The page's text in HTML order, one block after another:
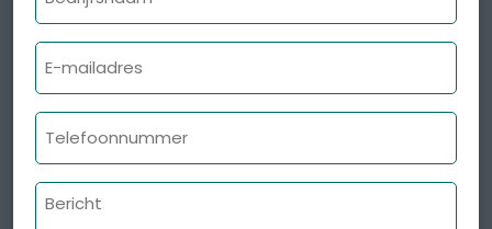
E-
mailadres
Telefoonnummer
Bericht